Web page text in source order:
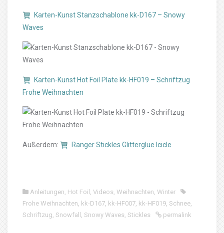
Karten-Kunst Stanzschablone kk-D167 – Snowy
Waves
Karten-Kunst Hot Foil Plate kk-HF019 – Schriftzug
Frohe Weihnachten
Außerdem: Ranger Stickles Glitterglue Icicle
Anleitungen, Hot Foil , Videos, Weihnachten, Winter
Frohe Weihnachten, kk-D167, kk-HF007, kk-HF019, Schnee,
Schriftzug, Snowfall , Snowy Waves, Stickles permalink